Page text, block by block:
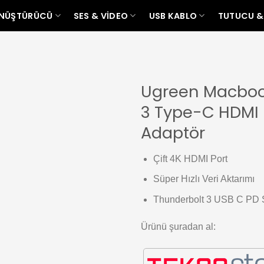
SES & VIDEO USB KABLO TUTUCU
Ugreen
3 Type-C
Adaptör
Çift 4K HDMI Port
Süper Hızlı Veri Aktarımı
Thunderbolt 3 USB C PD
Ürünü şuradan al: